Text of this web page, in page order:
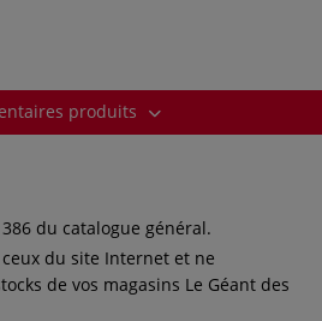
produits
du catalogue général.
du site Internet et ne
de vos magasins Le Géant des